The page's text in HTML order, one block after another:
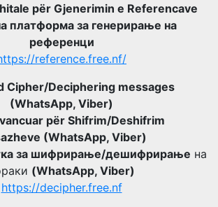
për Gjenerimin e Referencave
платформа за генерирање на
референци
reference.free.nf/
Cipher/Deciphering messages
(WhatsApp, Viber)
për Shifrim/Deshifrim
(WhatsApp, Viber)
за шифрирање/дешифрирање на
(WhatsApp, Viber)
https://decipher.free.nf